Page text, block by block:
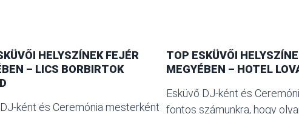
HELYSZÍNEK FEJÉR
– LICS BORBIRTOK
ként és Ceremónia mesterként
TOP ESKÜVŐI
MEGYÉBEN – HOTEL
Esküvő DJ-ként és
fontos számunkra, hogy